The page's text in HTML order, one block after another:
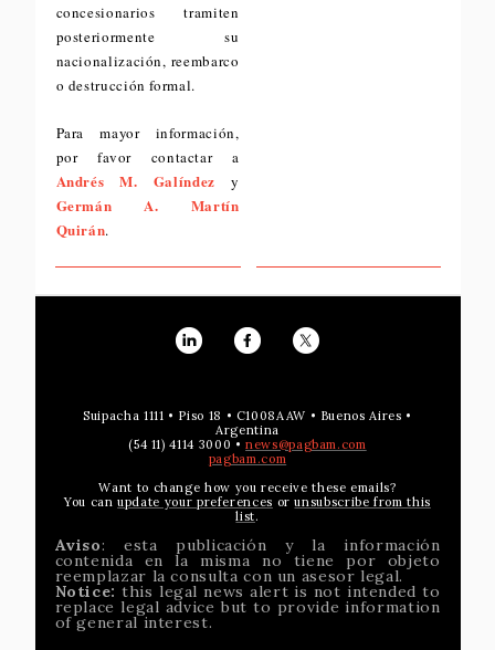
concesionarios tramiten
posteriormente su
nacionalización, reembarco
o destrucción formal.
Para mayor información,
por favor contactar a
Andrés M. Galíndez y
Germán A. Martín
Quirán.
Suipacha 1111 • Piso 18 • C1008AAW • Buenos Aires •
Argentina
(54 11) 4114 3000 •news@pagbam.com
pagbam.com
Want to change how you receive these emails?
You canupdate your preferences orunsubscribe from this
list.
Aviso: esta publicación y la información
contenida en la misma no tiene por objeto
reemplazar la consulta con un asesor legal.
Notice: this legal news alert is not intended to
replace legal advice but to provide information
of general interest.